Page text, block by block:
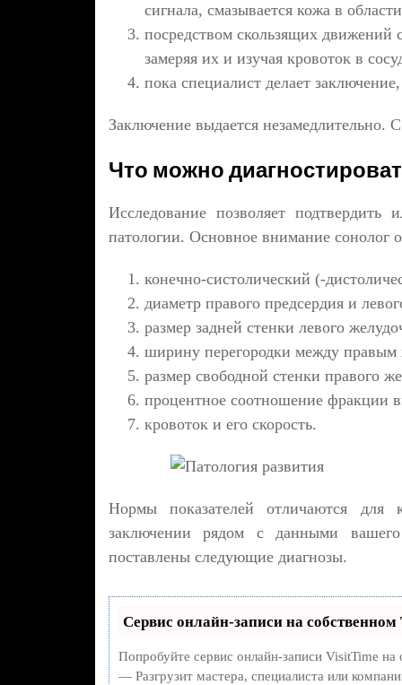
сигнала, смазывается кожа в
посредством скользящих движений
замеряя их и изучая кровоток в
пока специалист делает
Заключение выдается незамедлительно.
Что можно
Исследование позволяет
патологии. Основное внимание сонолог
конечно-систолический (-
диаметр правого предсердия и
размер задней стенки левого
ширину перегородки между
размер свободной стенки правого
процентное соотношение фракции
кровоток и его скорость.
Нормы показателей отличаются для
заключении рядом с данными
поставлены следующие диагнозы.
Сервис онлайн-записи на собственном
Попробуйте сервис онлайн-записи VisitTime
— Разгрузит мастера, специалиста или